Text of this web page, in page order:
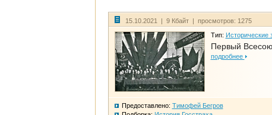
15.10.2021 | 9 Кбайт | просмотров: 1275
Тип: Исторические
Первый
подробнее
Предоставлено: Тимофей Бегров